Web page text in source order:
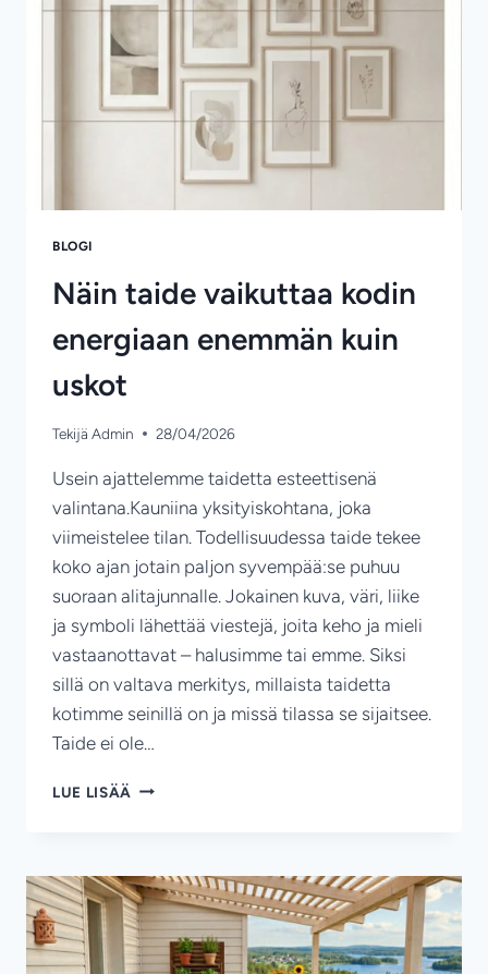
BLOGI
Näin taide vaikuttaa kodin
energiaan enemmän kuin
uskot
Tekijä Admin 28/04/2026
Usein ajattelemme taidetta esteettisenä
valintana.Kauniina yksityiskohtana, joka
viimeistelee tilan. Todellisuudessa taide tekee
koko ajan jotain paljon syvempää:se puhuu
suoraan alitajunnalle. Jokainen kuva, väri, liike
ja symboli lähettää viestejä, joita keho ja mieli
vastaanottavat – halusimme tai emme. Siksi
sillä on valtava merkitys, millaista taidetta
kotimme seinillä on ja missä tilassa se sijaitsee.
Taide ei ole…
LUE LISÄÄ NÄIN
ENERGIAAN
ENEMMÄN
KUIN
USKOT